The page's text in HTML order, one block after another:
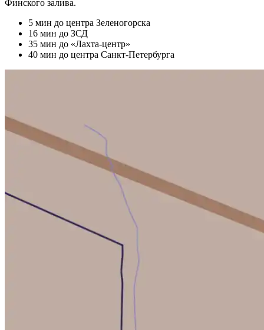
Финского залива.
5 мин до центра Зеленогорска
16 мин до ЗСД
35 мин до «Лахта-центр»
40 мин до центра Санкт-Петербурга